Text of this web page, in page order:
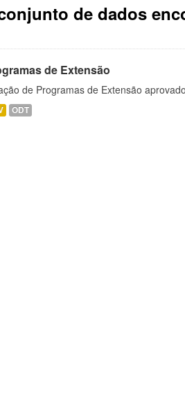
de dados
de Extensão
de Programas de Extensão
ODT